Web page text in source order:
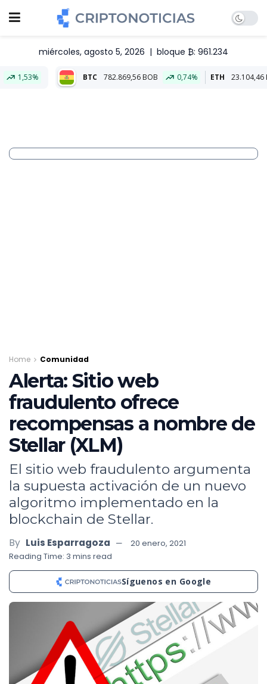
miércoles, agosto 5, 2026 | bloque ₿: 961.234
BTC 782.869,56 BOB 0,74% ETH 23.104,46 BOB
Home Comunidad
Alerta: Sitio web
fraudulento ofrece
recompensas a nombre de
Stellar (XLM)
El sitio web fraudulento argumenta
la supuesta activación de un nuevo
algoritmo implementado en la
blockchain de Stellar.
By Luis Esparragoza
20 enero, 2021
Reading Time: 3 mins read
Síguenos en Google